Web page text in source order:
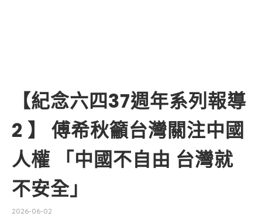
【紀念六四37週年系列報導
2 】 傅希秋籲台灣關注中國
人權 「中國不自由 台灣就
不安全」
2026-06-02